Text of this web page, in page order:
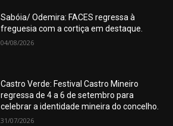
Sabóia/ Odemira: FACES regressa à
freguesia com a cortiça em destaque.
04/08/2026
Castro Verde: Festival Castro Mineiro
regressa de 4 a 6 de setembro para
celebrar a identidade mineira do concelho.
31/07/2026